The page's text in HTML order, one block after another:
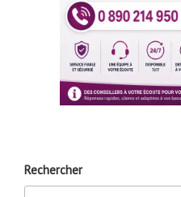
Rechercher